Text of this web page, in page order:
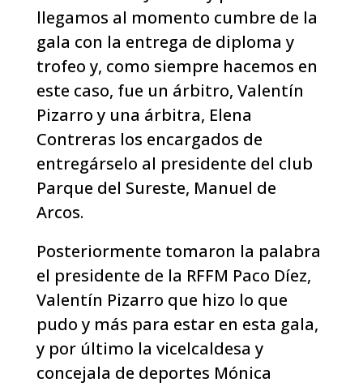
llegamos al momento cumbre de la
gala con la entrega de diploma y
trofeo y, como siempre hacemos en
este caso, fue un árbitro, Valentín
Pizarro y una árbitra, Elena
Contreras los encargados de
entregárselo al presidente del club
Parque del Sureste, Manuel de
Arcos.
Posteriormente tomaron la palabra
el presidente de la RFFM Paco Díez,
Valentín Pizarro que hizo lo que
pudo y más para estar en esta gala,
y por último la vicelcaldesa y
concejala de deportes Mónica